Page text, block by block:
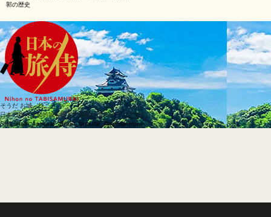
郭の歴史
そうだ お城、行こう
日本の旅侍は知的城を提案する旅行情報メディアです。
SNS@tabi_samurai_@tabi_samurai_@tabisamurai